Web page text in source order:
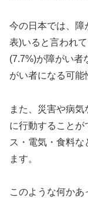
今の日本では、障
表)いると言われ
(7.7%)が障がい者
がい者になる可能
また、災害や病
に行動すること
ス・電気・食料な
ます。
このような何か